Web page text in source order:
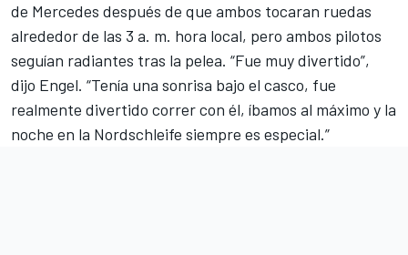
de Mercedes después de que ambos tocaran ruedas
alrededor de las 3 a. m. hora local, pero ambos pilotos
seguían radiantes tras la pelea. “Fue muy divertido”,
dijo Engel. “Tenía una sonrisa bajo el casco, fue
realmente divertido correr con él, íbamos al máximo y la
noche en la Nordschleife siempre es especial.”